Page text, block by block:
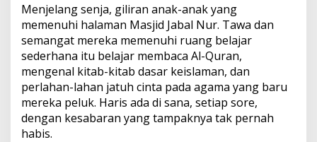
Menjelang senja, giliran anak-anak yang
memenuhi halaman Masjid Jabal Nur. Tawa dan
semangat mereka memenuhi ruang belajar
sederhana itu belajar membaca Al-Quran,
mengenal kitab-kitab dasar keislaman, dan
perlahan-lahan jatuh cinta pada agama yang baru
mereka peluk. Haris ada di sana, setiap sore,
dengan kesabaran yang tampaknya tak pernah
habis.